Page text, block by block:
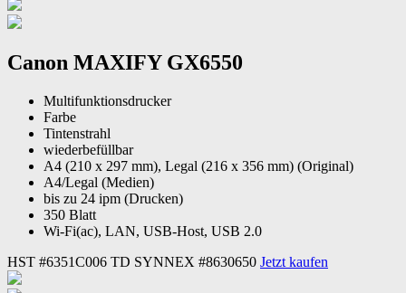
Canon MAXIFY GX6550
Multifunktionsdrucker
Farbe
Tintenstrahl
wiederbefüllbar
A4 (210 x 297 mm), Legal (216 x 356 mm) (Original)
A4/Legal (Medien)
bis zu 24 ipm (Drucken)
350 Blatt
Wi-Fi(ac), LAN, USB-Host, USB 2.0
HST #6351C006 TD SYNNEX #8630650 Jetzt kaufen